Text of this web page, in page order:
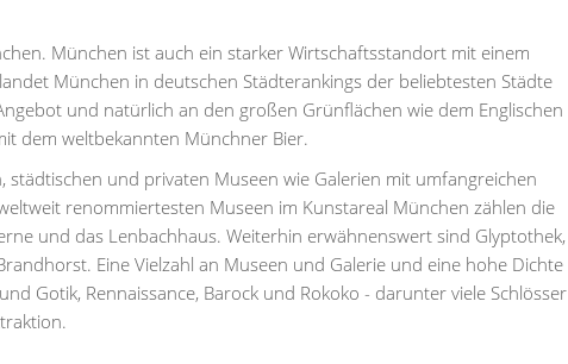
München ist auch ein starker Wirtschaftsstandort mit einem
München in deutschen Städterankings der beliebtesten Städte
und natürlich an den großen Grünflächen wie dem Englischen
dem weltbekannten Münchner Bier.
und privaten Museen wie Galerien mit umfangreichen
renommiertesten Museen im Kunstareal München zählen die
und das Lenbachhaus. Weiterhin erwähnenswert sind Glyptothek,
Eine Vielzahl an Museen und Galerie und eine hohe Dichte
Gotik, Rennaissance, Barock und Rokoko - darunter viele Schlösser